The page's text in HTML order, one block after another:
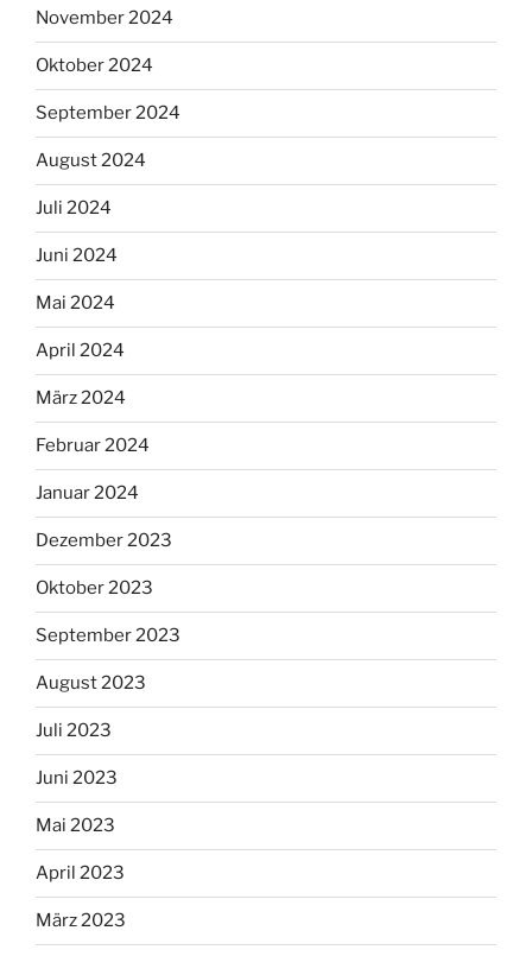
November 2024
Oktober 2024
September 2024
August 2024
Juli 2024
Juni 2024
Mai 2024
April 2024
März 2024
Februar 2024
Januar 2024
Dezember 2023
Oktober 2023
September 2023
August 2023
Juli 2023
Juni 2023
Mai 2023
April 2023
März 2023